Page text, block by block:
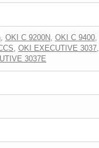
, OKI C 9200N, OKI C 9400,
, OKI EXECUTIVE 3037,
3037E